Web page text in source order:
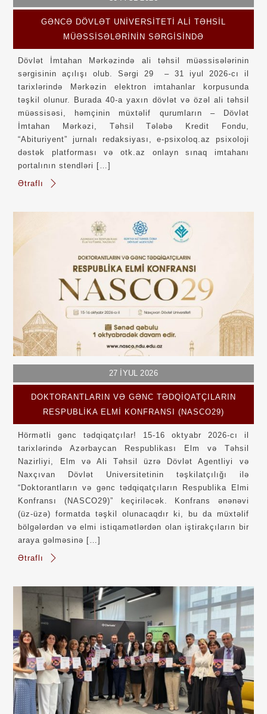
GƏNCƏ DÖVLƏT UNIVERSITETI ALI TƏHSIL
MÜƏSSISƏLƏRININ SƏRGISINDƏ
Dövlət İmtahan Mərkəzində ali təhsil müəssisələrinin
sərgisinin açılışı olub. Sərgi 29 – 31 iyul 2026-cı il
tarixlərində Mərkəzin elektron imtahanlar korpusunda
təşkil olunur. Burada 40-a yaxın dövlət və özəl ali təhsil
müəssisəsi, həmçinin müxtəlif qurumların – Dövlət
İmtahan Mərkəzi, Təhsil Tələbə Kredit Fondu,
“Abituriyent” jurnalı redaksiyası, e-psixoloq.az psixoloji
dəstək platforması və otk.az onlayn sınaq imtahanı
portalının stendləri […]
Ətraflı
27 İYUL 2026
DOKTORANTLARIN VƏ GƏNC TƏDQİQATÇILARIN
RESPUBLİKA ELMİ KONFRANSI (NASCO29)
Hörmətli gənc tədqiqatçılar! 15-16 oktyabr 2026-cı il
tarixlərində Azərbaycan Respublikası Elm və Təhsil
Nazirliyi, Elm və Ali Təhsil üzrə Dövlət Agentliyi və
Naxçıvan Dövlət Universitetinin təşkilatçılığı ilə
“Doktorantların və gənc tədqiqatçıların Respublika Elmi
Konfransı (NASCO29)” keçiriləcək. Konfrans ənənəvi
(üz-üzə) formatda təşkil olunacaqdır ki, bu da müxtəlif
bölgələrdən və elmi istiqamətlərdən olan iştirakçıların bir
araya gəlməsinə […]
Ətraflı